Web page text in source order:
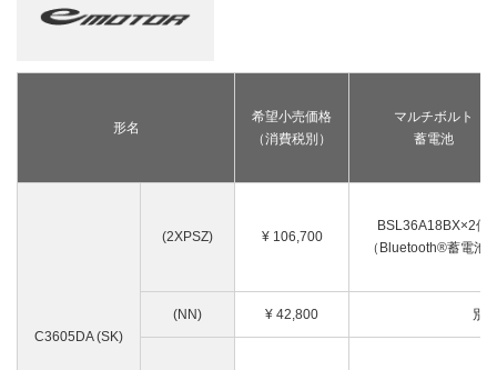
形名
希望小売価格
（消費税別）
マルチボルト
蓄電池
C3605DA (SK)
(2XPSZ) ¥ 106,700
BSL36A18BX×2個
（Bluetooth®蓄電池
(NN) ¥ 42,800 別